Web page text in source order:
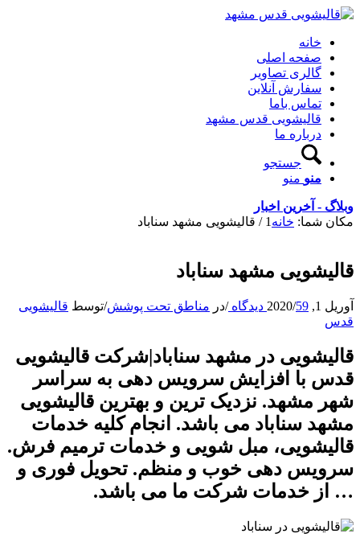
خانه
صفحه اصلی
گالری تصاویر
سفارش آنلاین
تماس باما
قالیشویی قدس مشهد
درباره ما
جستجو
منو منو
وبلاگ - آخرین اخبار
مکان شما: خانه 1
/ قالیشویی مشهد سناباد
قالیشویی مشهد سناباد
آوریل 1, 2020 /59 دیدگاه /در مناطق تحت پوشش/توسط قالیشویی
قدس
قالیشویی در مشهد سناباد|شرکت قالیشویی
قدس با افزایش سرویس دهی به سراسر
شهر مشهد. نزدیک ترین و بهترین قالیشویی
مشهد سناباد می باشد. انجام کلیه خدمات
قالیشویی، مبل شویی و خدمات ترمیم فرش.
سرویس دهی خوب و منظم. تحویل فوری و
… از خدمات شرکت ما می باشد.